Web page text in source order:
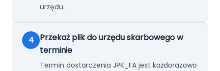
urzędu.
4 Przekaż plik do urzędu skarbowego w
terminie
Termin dostarczenia JPK_FA jest każdorazowo